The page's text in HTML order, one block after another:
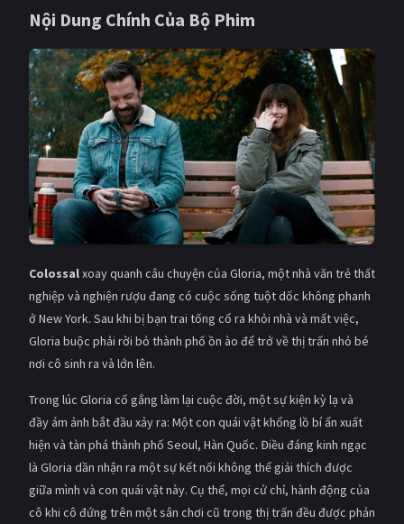
Hoạt hình Thể thao
Tình cảm - Lãng mạn Kỳ ảo
Giật gân Gia đình
Bí ẩn Lịch sử
Viễn Tây Tiểu sử
GameShow DramaTV
Âu - Mỹ Trung Quốc - Hồng Kông
Ấn Độ
Tổng hợp
CẬP NHẬT
PHIM MỚI
Nội Dung Chính Của Bộ Phim
Colossalxoay quanh câu chuyện của Gloria, một nhà văn trẻ thất
nghiệp và nghiện rượu đang có cuộc sống tuột dốc không phanh
ở New York. Sau khi bị bạn trai tống cổ ra khỏi nhà và mất việc,
Gloria buộc phải rời bỏ thành phố ồn ào để trở về thị trấn nhỏ bé
nơi cô sinh ra và lớn lên.
Trong lúc Gloria cố gắng làm lại cuộc đời, một sự kiện kỳ lạ và
đầy ám ảnh bắt đầu xảy ra: Một con quái vật khổng lồ bí ẩn xuất
hiện và tàn phá thành phố Seoul, Hàn Quốc. Điều đáng kinh ngạc
là Gloria dần nhận ra một sự kết nối không thể giải thích được
giữa mình và con quái vật này. Cụ thể, mọi cử chỉ, hành động của
cô khi cô đứng trên một sân chơi cũ trong thị trấn đều được phản